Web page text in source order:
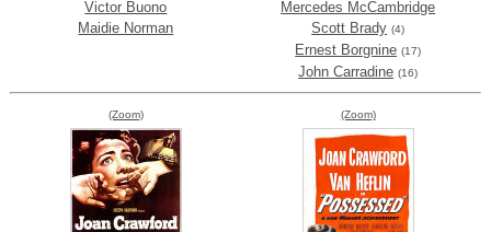
Victor Buono
Maidie Norman
Mercedes McCambridge
Scott Brady (4)
Ernest Borgnine (17)
John Carradine (16)
(Zoom) (Zoom)